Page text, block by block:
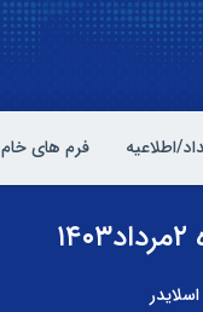
اطلاعیه فرم های خام
اسلایدر